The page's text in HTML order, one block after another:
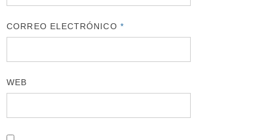
CORREO ELECTRÓNICO *
WEB